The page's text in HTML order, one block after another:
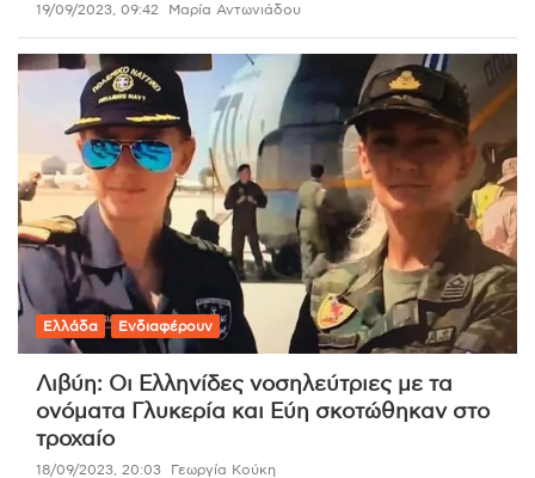
19/09/2023, 09:42 Μαρία Αντωνιάδου
Ελλάδα Ενδιαφέρουν
Λιβύη: Οι Ελληνίδες νοσηλεύτριες με τα
ονόματα Γλυκερία και Εύη σκοτώθηκαν στο
τροχαίο
18/09/2023, 20:03 Γεωργία Κούκη